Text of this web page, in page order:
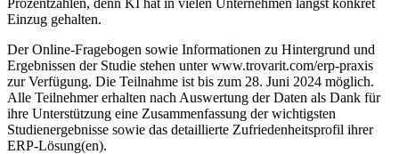
Einzug gehalten.
Der Online-Fragebogen sowie Informationen zu Hintergrund und
Ergebnissen der Studie stehen unter www.trovarit.com/erp-praxis
zur Verfügung. Die Teilnahme ist bis zum 28. Juni 2024 möglich.
Alle Teilnehmer erhalten nach Auswertung der Daten als Dank für
ihre Unterstützung eine Zusammenfassung der wichtigsten
Studienergebnisse sowie das detaillierte Zufriedenheitsprofil ihrer
ERP-Lösung(en).